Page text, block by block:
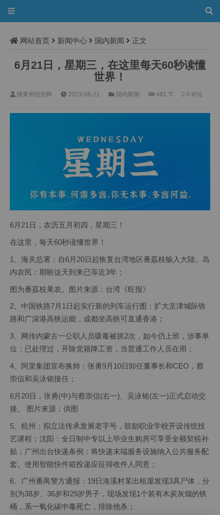
网站首页 新闻中心 国内新闻 正文
6月21日，星期三，在这里每天60秒读懂
世界！
搜莱州信息网 2023-06-21 国内新闻 461 ℃ 0 评论
6月21日，农历五月初四，星期三！
在这里，每天60秒读懂世界！
1、海关总署：自6月20日起恢复台湾地区番荔枝输入大陆。岛
内农民：期盼这天到来已等近3年；
图为番荔枝果农。图片来源：台湾《旺报》
2、中国铁路7月1日起实行新的列车运行图：扩大京津城际铁
路和广深港高铁运能，成都坐高铁可直通香港；
3、网传内蒙古一公职人员吸毒被抓2次，如今仍上班，涉事单
位：已处理过，开除党籍降工资，当普通工作人员在用；
4、阿里集团宣布换帅：张勇9月10日卸任董事长和CEO，蔡
崇信和吴泳铭接任；
6月20日，张勇(中)与蔡崇信(右一)、吴泳铭(左一)正式启动交
接。 图片来源：供图
5、杭州：拟立法传承发展老字号，鼓励职业学校开设传统技
艺课程；沈阳：全日制中专以上毕业生购房可享受全额契税补
贴；广州出台快递条例：将快递末端服务设施纳入公共服务配
套。使用智能快件箱投递应征得收件人同意；
6、广州番禺警方通报：19日洛溪村某出租屋发现3具尸体，分
别为38岁、36岁和29岁男子，现场发现1个装有木炭灰烟的铁
桶，系一氧化碳中毒死亡，排除他杀；